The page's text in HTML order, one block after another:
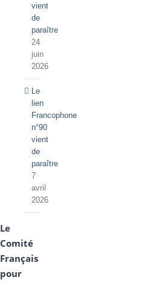
vient
de
paraître
24
juin
2026
Le
lien
Francophone
n°90
vient
de
paraître
7
avril
2026
Le
Comité
Français
pour